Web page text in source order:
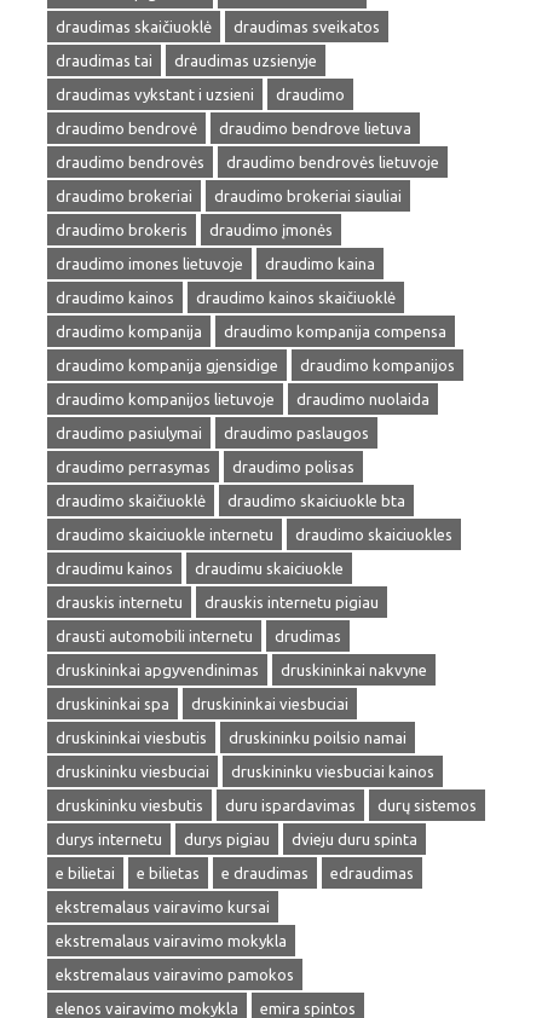
draudimas skaičiuoklė
draudimas sveikatos
draudimas tai
draudimas uzsienyje
draudimas vykstant i uzsieni
draudimo
draudimo bendrovė
draudimo bendrove lietuva
draudimo bendrovės
draudimo bendrovės lietuvoje
draudimo brokeriai
draudimo brokeriai siauliai
draudimo brokeris
draudimo įmonės
draudimo imones lietuvoje
draudimo kaina
draudimo kainos
draudimo kainos skaičiuoklė
draudimo kompanija
draudimo kompanija compensa
draudimo kompanija gjensidige
draudimo kompanijos
draudimo kompanijos lietuvoje
draudimo nuolaida
draudimo pasiulymai
draudimo paslaugos
draudimo perrasymas
draudimo polisas
draudimo skaičiuoklė
draudimo skaiciuokle bta
draudimo skaiciuokle internetu
draudimo skaiciuokles
draudimu kainos
draudimu skaiciuokle
drauskis internetu
drauskis internetu pigiau
drausti automobili internetu
drudimas
druskininkai apgyvendinimas
druskininkai nakvyne
druskininkai spa
druskininkai viesbuciai
druskininkai viesbutis
druskininku poilsio namai
druskininku viesbuciai
druskininku viesbuciai kainos
druskininku viesbutis
duru ispardavimas
durų sistemos
durys internetu
durys pigiau
dvieju duru spinta
e bilietai
e bilietas e draudimas
edraudimas
ekstremalaus vairavimo kursai
ekstremalaus vairavimo mokykla
ekstremalaus vairavimo pamokos
elenos vairavimo mokykla
emira spintos